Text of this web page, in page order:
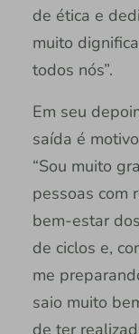
de ética e
muito
todos nós”.
Em seu
saída é
“Sou muito
pessoas com
bem-estar
de ciclos e,
me
saio muito
de ter